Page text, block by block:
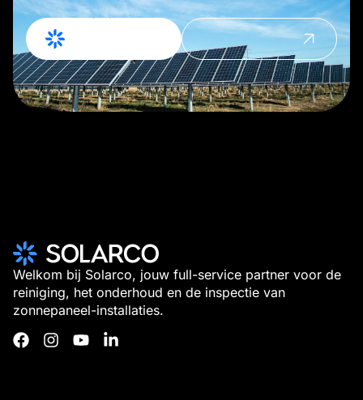
Offerte
Aanvragen
Contact
opnemen
Welkom bij Solarco, jouw full-service partner voor de
reiniging, het onderhoud en de inspectie van
zonnepaneel-installaties.